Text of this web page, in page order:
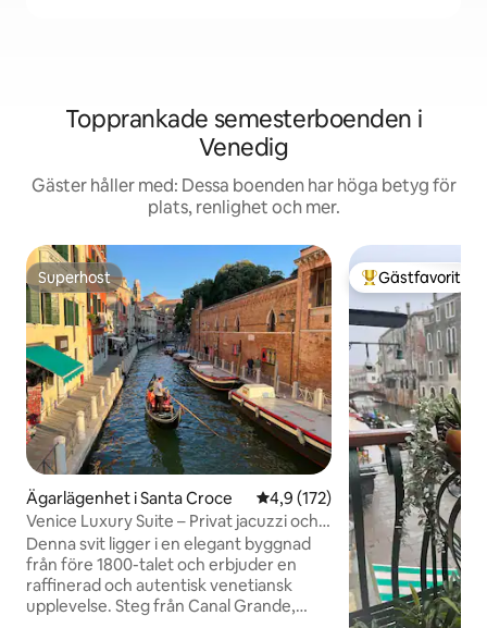
Topprankade semesterboenden i
Venedig
Gäster håller med: Dessa boenden har höga betyg för
plats, renlighet och mer.
Superhost
Superhost
Ägarlägenhet i Santa Croce 4,9 av 5 i genomsnittligt
4,9 (172)
Venice Luxury Suite – Privat jacuzzi och
design
Denna svit ligger i en elegant byggnad
från före 1800-talet och erbjuder en
raffinerad och autentisk venetiansk
upplevelse. Steg från Canal Grande,
Populär
Gästfavorit